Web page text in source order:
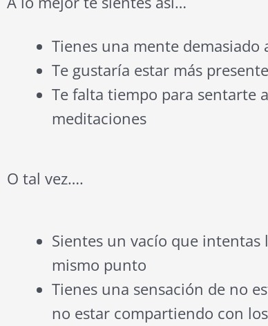
Tienes una mente
Te gustaría estar más
Te falta tiempo para sentarte
meditaciones
O tal vez….
Sientes un vacío que
mismo punto
Tienes una sensación de no
no estar compartiendo con